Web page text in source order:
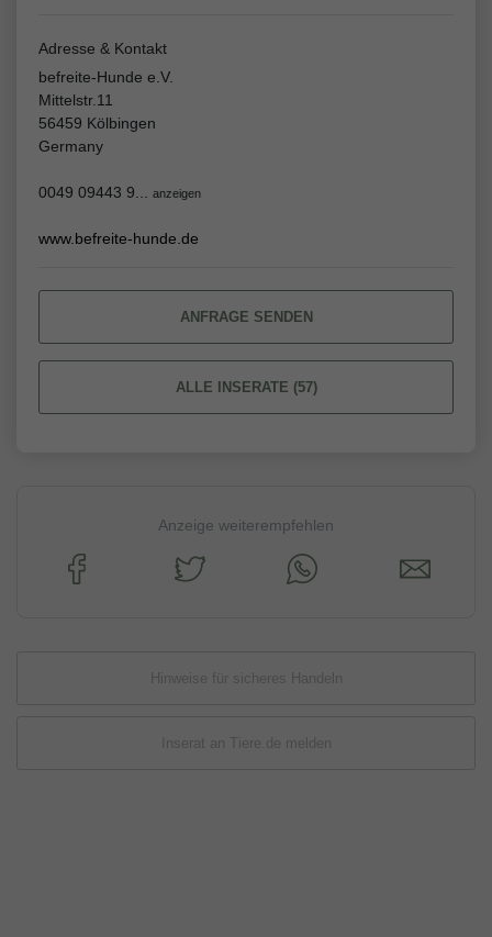
Adresse & Kontakt
befreite-Hunde e.V.
Mittelstr.11
56459 Kölbingen
Germany
0049 09443 9... anzeigen
www.befreite-hunde.de
ANFRAGE SENDEN
ALLE INSERATE (57)
Anzeige weiterempfehlen
Hinweise für sicheres Handeln
Inserat an Tiere.de melden